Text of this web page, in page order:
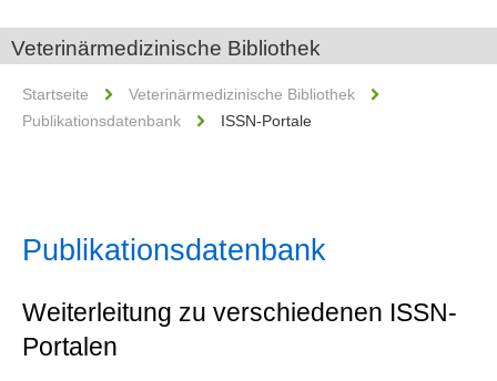
Veterinärmedizinische Bibliothek
Startseite
Veterinärmedizinische Bibliothek
Publikationsdatenbank
ISSN-Portale
Publikationsdatenbank
Weiterleitung zu verschiedenen ISSN-
Portalen